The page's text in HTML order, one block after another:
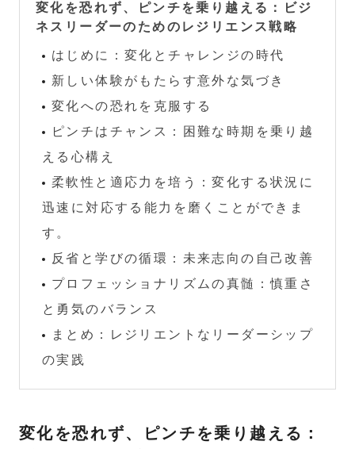
変化を恐れず、ピンチを乗り越える：ビジ
ネスリーダーのためのレジリエンス戦略
はじめに：変化とチャレンジの時代
新しい体験がもたらす意外な気づき
変化への恐れを克服する
ピンチはチャンス：困難な時期を乗り越
える心構え
柔軟性と適応力を培う：変化する状況に
迅速に対応する能力を磨くことができま
す。
反省と学びの循環：未来志向の自己改善
プロフェッショナリズムの真髄：慎重さ
と勇気のバランス
まとめ：レジリエントなリーダーシップ
の実践
変化を恐れず、ピンチを乗り越える：